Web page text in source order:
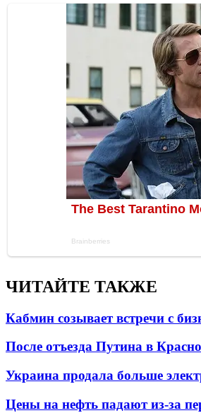
ЧИТАЙТЕ ТАКЖЕ
Кабмин созывает встречи с
После отъезда Путина в
Украина продала больше
Цены на нефть падают из-за